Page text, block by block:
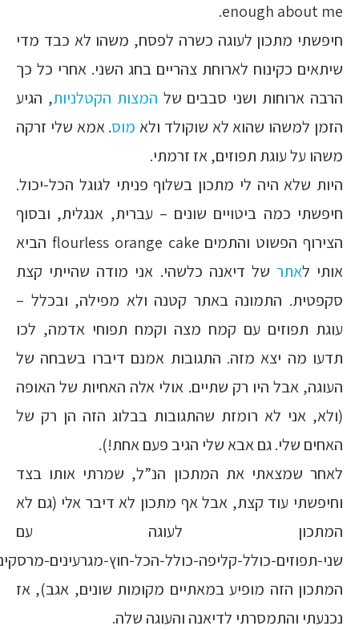
enough about me.
חיפשתי מתכון לעוגה כשרה לפסח, משהו לא כבד מדי
שיתאים כקינוח לארוחת צהריים בחג השני. אחרי כל כך
הרבה ארוחות ושני סבבים של המצות הקטלניות, הגיע
הזמן למשהו שהוא לא שוקולד ולא מוס. אמא שלי זרקה
משהו על עוגת תפוזים, אז זרמתי.
היות שלא היה לי מתכון בשלוף פניתי לגוגל הכל-יכול.
חיפשתי כמה ביטויים שונים – עברית, אנגלית, ובסוף
הצירוף הפשוט והתמים flourless orange cake הביא
אותי לאתר של דיאנה כלשהי. אני מודה שהייתי קצת
סקפטית. התמונה באתר קטנה ולא מפילה, ובכלל –
עוגת תפוזים עם קמח מצה וקמח תפוחי אדמה, לכו
תדעו מה יצא מזה. התגובות אמנם דיברו בשבחה של
העוגה, אבל היו רק שתיים. אולי אלה האחיות של האופה
(ולא, אני לא רומזת שהתגובות בבלוג הזה הן רק של
האחים שלי. גם אבא שלי הגיב פעם אחת!).
לאחר שמצאתי את המתכון הנ”ל, שמרתי אותו בצד
וחיפשתי עוד קצת, אבל אף מתכון לא דיבר אלי (גם לא
המתכון לעוגה עם
שני-תפוזים-כולל-קליפה-כולל-הכל-חוץ-מגרעינים-
המתכון הזה מופיע במאתיים מקומות שונים, אגב), אז
נכנעתי והתמסרתי לדיאנה והעוגה שלה.